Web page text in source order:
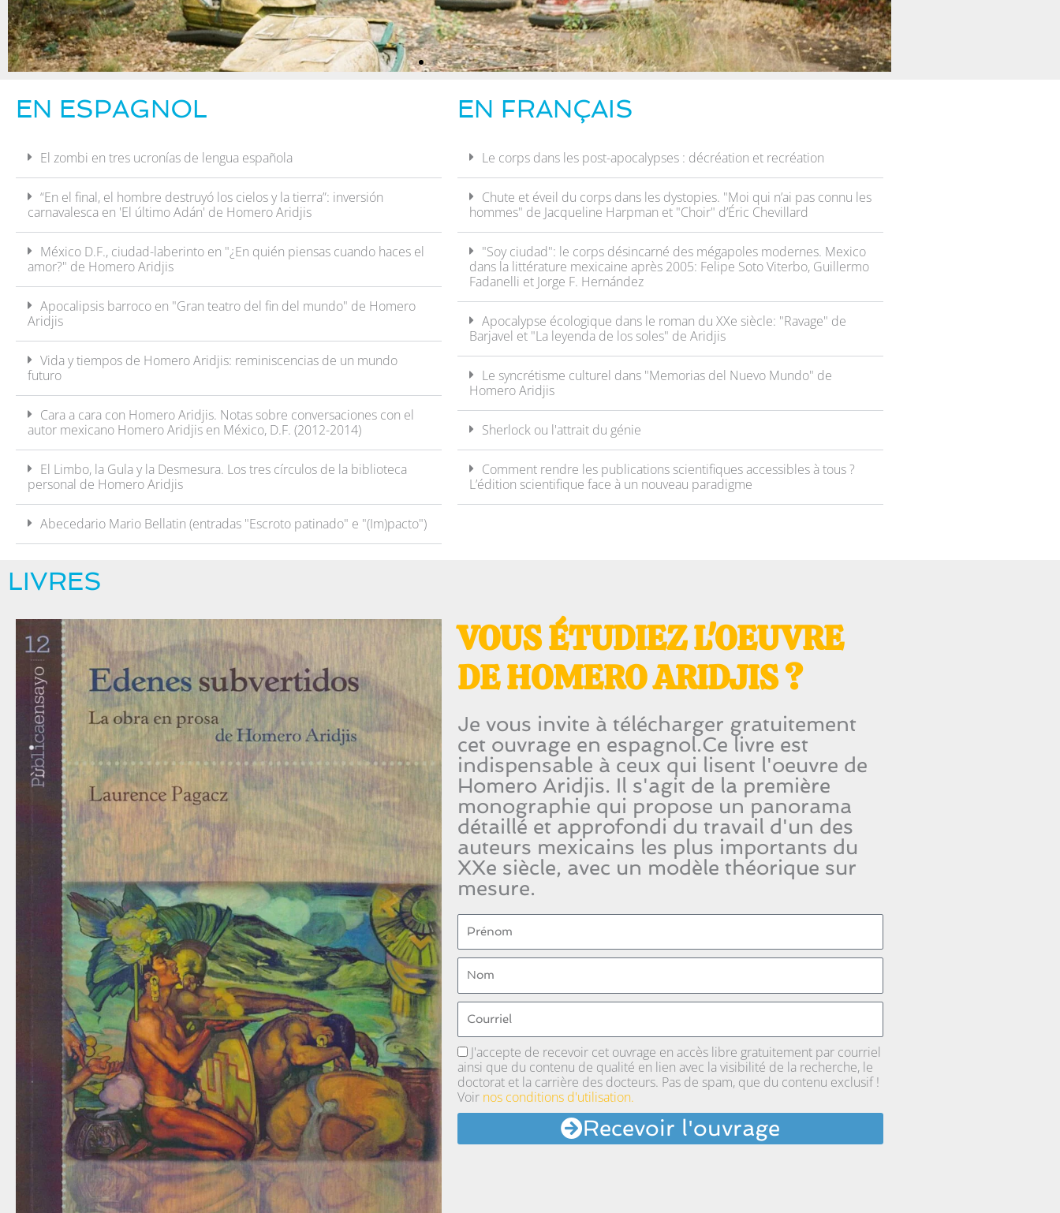
EN ESPAGNOL
El zombi en tres ucronías de lengua española
“En el final, el hombre destruyó los cielos y la tierra”: inversión
carnavalesca en 'El último Adán' de Homero Aridjis
México D.F., ciudad-laberinto en "¿En quién piensas cuando haces el
amor?" de Homero Aridjis
Apocalipsis barroco en "Gran teatro del fin del mundo" de Homero
Aridjis
Vida y tiempos de Homero Aridjis: reminiscencias de un mundo
futuro
Cara a cara con Homero Aridjis. Notas sobre conversaciones con el
autor mexicano Homero Aridjis en México, D.F. (2012-2014)
El Limbo, la Gula y la Desmesura. Los tres círculos de la biblioteca
personal de Homero Aridjis
Abecedario Mario Bellatin (entradas "Escroto patinado" e "(Im)pacto")
EN FRANÇAIS
Le corps dans les post-apocalypses : décréation et recréation
Chute et éveil du corps dans les dystopies. "Moi qui n’ai pas connu les
hommes" de Jacqueline Harpman et "Choir" d’Éric Chevillard
"Soy ciudad": le corps désincarné des mégapoles modernes. Mexico
dans la littérature mexicaine après 2005: Felipe Soto Viterbo, Guillermo
Fadanelli et Jorge F. Hernández
Apocalypse écologique dans le roman du XXe siècle: "Ravage" de
Barjavel et "La leyenda de los soles" de Aridjis
Le syncrétisme culturel dans "Memorias del Nuevo Mundo" de
Homero Aridjis
Sherlock ou l'attrait du génie
Comment rendre les publications scientifiques accessibles à tous ?
L’édition scientifique face à un nouveau paradigme
LIVRES
VOUS ÉTUDIEZ L'OEUVRE
DE HOMERO ARIDJIS ?
Je vous invite à télécharger gratuitement
cet ouvrage en espagnol.Ce livre est
indispensable à ceux qui lisent l'oeuvre de
Homero Aridjis. Il s'agit de la première
monographie qui propose un panorama
détaillé et approfondi du travail d'un des
auteurs mexicains les plus importants du
XXe siècle, avec un modèle théorique sur
mesure.
Message
J'accepte de recevoir cet ouvrage en accès libre gratuitement par courriel
ainsi que du contenu de qualité en lien avec la visibilité de la recherche, le
doctorat et la carrière des docteurs. Pas de spam, que du contenu exclusif !
Voir nos conditions d'utilisation.
Recevoir l'ouvrage